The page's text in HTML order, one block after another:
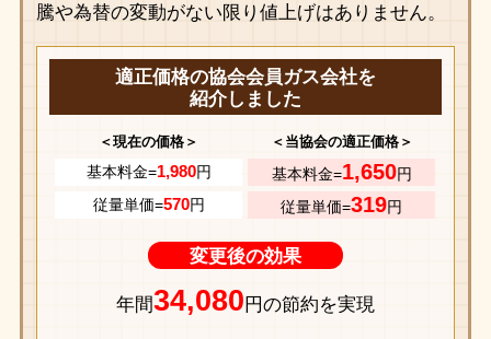
騰や為替の変動がない限り値上げはありません。
適正価格の協会会員ガス会社を
紹介しました
＜現在の価格＞ ＜当協会の適正価格＞
基本料金=1,980円 基本料金=1,650円
従量単価=570円 従量単価=319円
変更後の効果
年間34,080 円の節約を実現